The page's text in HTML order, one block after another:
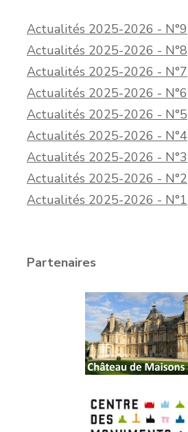
Actualités 2025-2026 - N°9
Actualités 2025-2026 - N°8
Actualités 2025-2026 - N°7
Actualités 2025-2026 - N°6
Actualités 2025-2026 - N°5
Actualités 2025-2026 - N°4
Actualités 2025-2026 - N°3
Actualités 2025-2026 - N°2
Actualités 2025-2026 - N°1
Partenaires